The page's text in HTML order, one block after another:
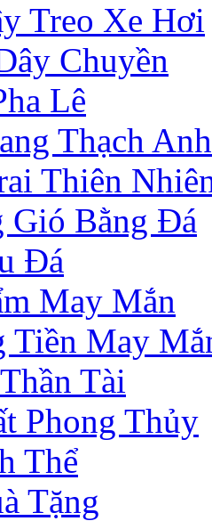
Treo Xe Hơi
Chuyền
Lê
Thạch Anh
Thiên
Gió Bằng Đá
Đá
May Mắn
Tiền May
Tài
Phong Thủy
Thể
Tặng